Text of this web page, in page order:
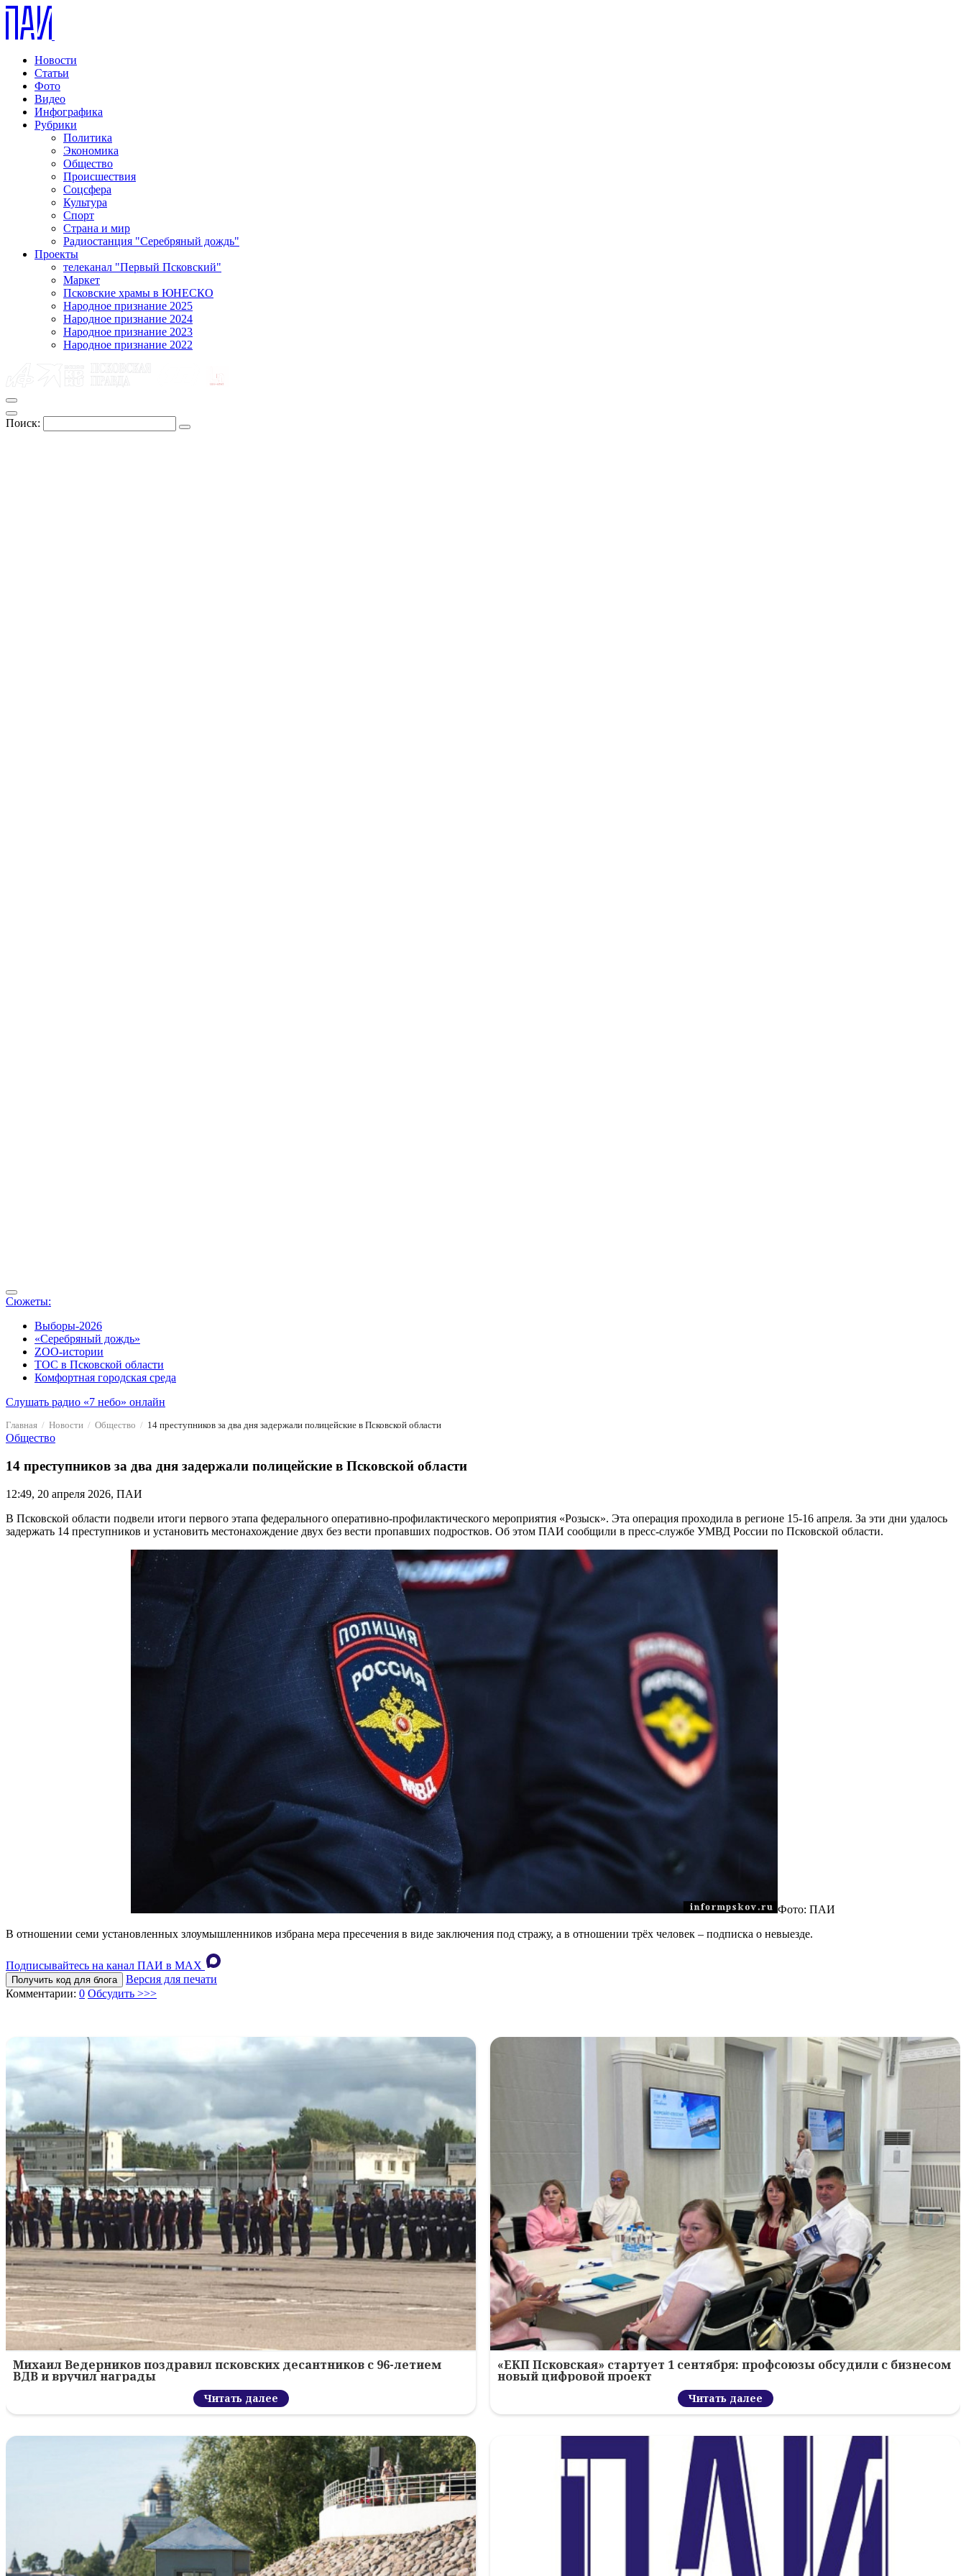
Новости
Статьи
Фото
Видео
Инфографика
Рубрики
Политика
Экономика
Общество
Происшествия
Соцсфера
Культура
Спорт
Страна и мир
Радиостанция "Серебряный дождь"
Проекты
телеканал "Первый Псковский"
Маркет
Псковские храмы в ЮНЕСКО
Народное признание 2025
Народное признание 2024
Народное признание 2023
Народное признание 2022
Поиск:
Сюжеты:
Выборы-2026
«Серебряный дождь»
ZOO-истории
ТОС в Псковской области
Комфортная городская среда
Слушать радио «7 небо» онлайн
Главная Новости Общество 14 преступников за два дня задержали полицейские в Псковской области
Общество
14 преступников за два дня задержали полицейские в Псковской области
12:49, 20 апреля 2026, ПАИ
В Псковской области подвели итоги первого этапа федерального оперативно-профилактического мероприятия «Розыск». Эта операция проходила в регионе 15-16 апреля. За эти дни удалось
задержать 14 преступников и установить местонахождение двух без вести пропавших подростков. Об этом ПАИ сообщили в пресс-службе УМВД России по Псковской области.
Фото: ПАИ
В отношении семи установленных злоумышленников избрана мера пресечения в виде заключения под стражу, а в отношении трёх человек – подписка о невыезде.
Подписывайтесь на канал ПАИ в MAХ
Получить код для блога
Версия для печати
Комментарии: 0 Обсудить >>>
Михаил Ведерников поздравил псковских десантников с 96-летием
ВДВ и вручил награды
Читать далее
«ЕКП Псковская» стартует 1 сентября: профсоюзы обсудили с бизнесом
новый цифровой проект
Читать далее